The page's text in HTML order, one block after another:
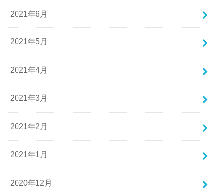
2021年6月
2021年5月
2021年4月
2021年3月
2021年2月
2021年1月
2020年12月